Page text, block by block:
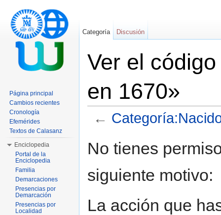
Ver el
en 1670»
←
No tienes
siguiente motivo:
La acción que
Categoría Discusión
Página principal
Cambios recientes
Cronología
Efemérides
Textos de Calasanz
Enciclopedia
Portal de la
Enciclopedia
Familia
Demarcaciones
Presencias por
Demarcación
Presencias por
Localidad